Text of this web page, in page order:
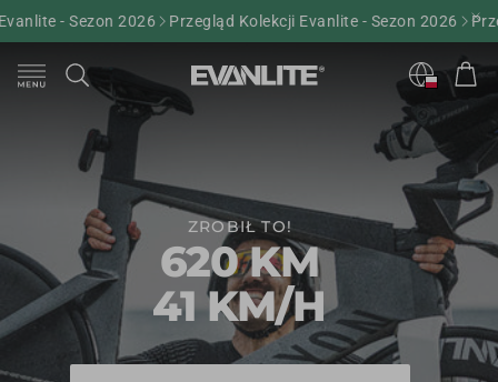
- Sezon 2026 Przegląd Kolekcji Evanlite - Sezon 2026
Szukaj
ZROBIŁ TO!
620 KM
41 KM/H